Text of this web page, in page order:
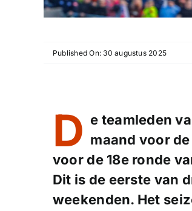
Published On: 30 augustus 2025
D e teamleden
maand voor
voor de 18e ronde
Dit is de eerste van
weekenden. Het